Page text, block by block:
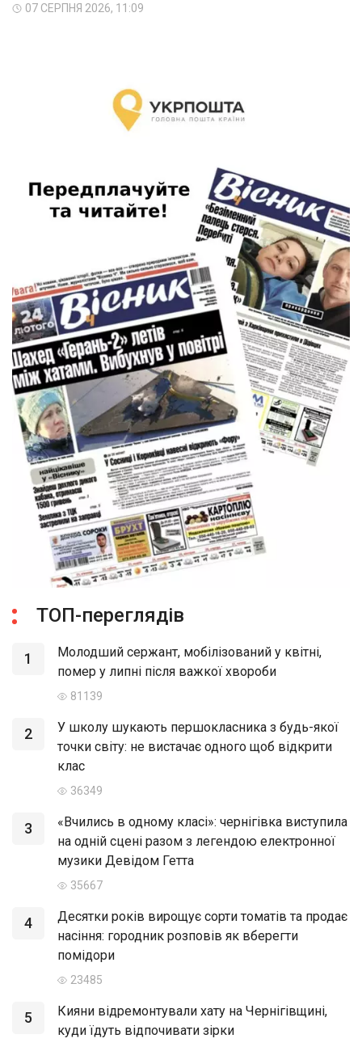
07 СЕРПНЯ 2026, 11:09
ТОП-переглядів
1
Молодший сержант, мобілізований у квітні,
помер у липні після важкої хвороби
81139
2
У школу шукають першокласника з будь-якої
точки світу: не вистачає одного щоб відкрити
клас
36349
3
«Вчились в одному класі»: чернігівка виступила
на одній сцені разом з легендою електронної
музики Девідом Гетта
35667
4
Десятки років вирощує сорти томатів та продає
насіння: городник розповів як вберегти
помідори
23485
5
Кияни відремонтували хату на Чернігівщині,
куди їдуть відпочивати зірки